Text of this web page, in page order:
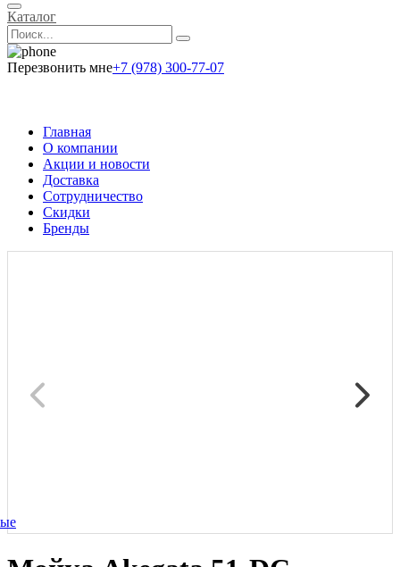
Каталог
Перезвонить мне+7 (978) 300-77-07
Главная
О компании
Акции и новости
Доставка
Сотрудничество
Скидки
Бренды